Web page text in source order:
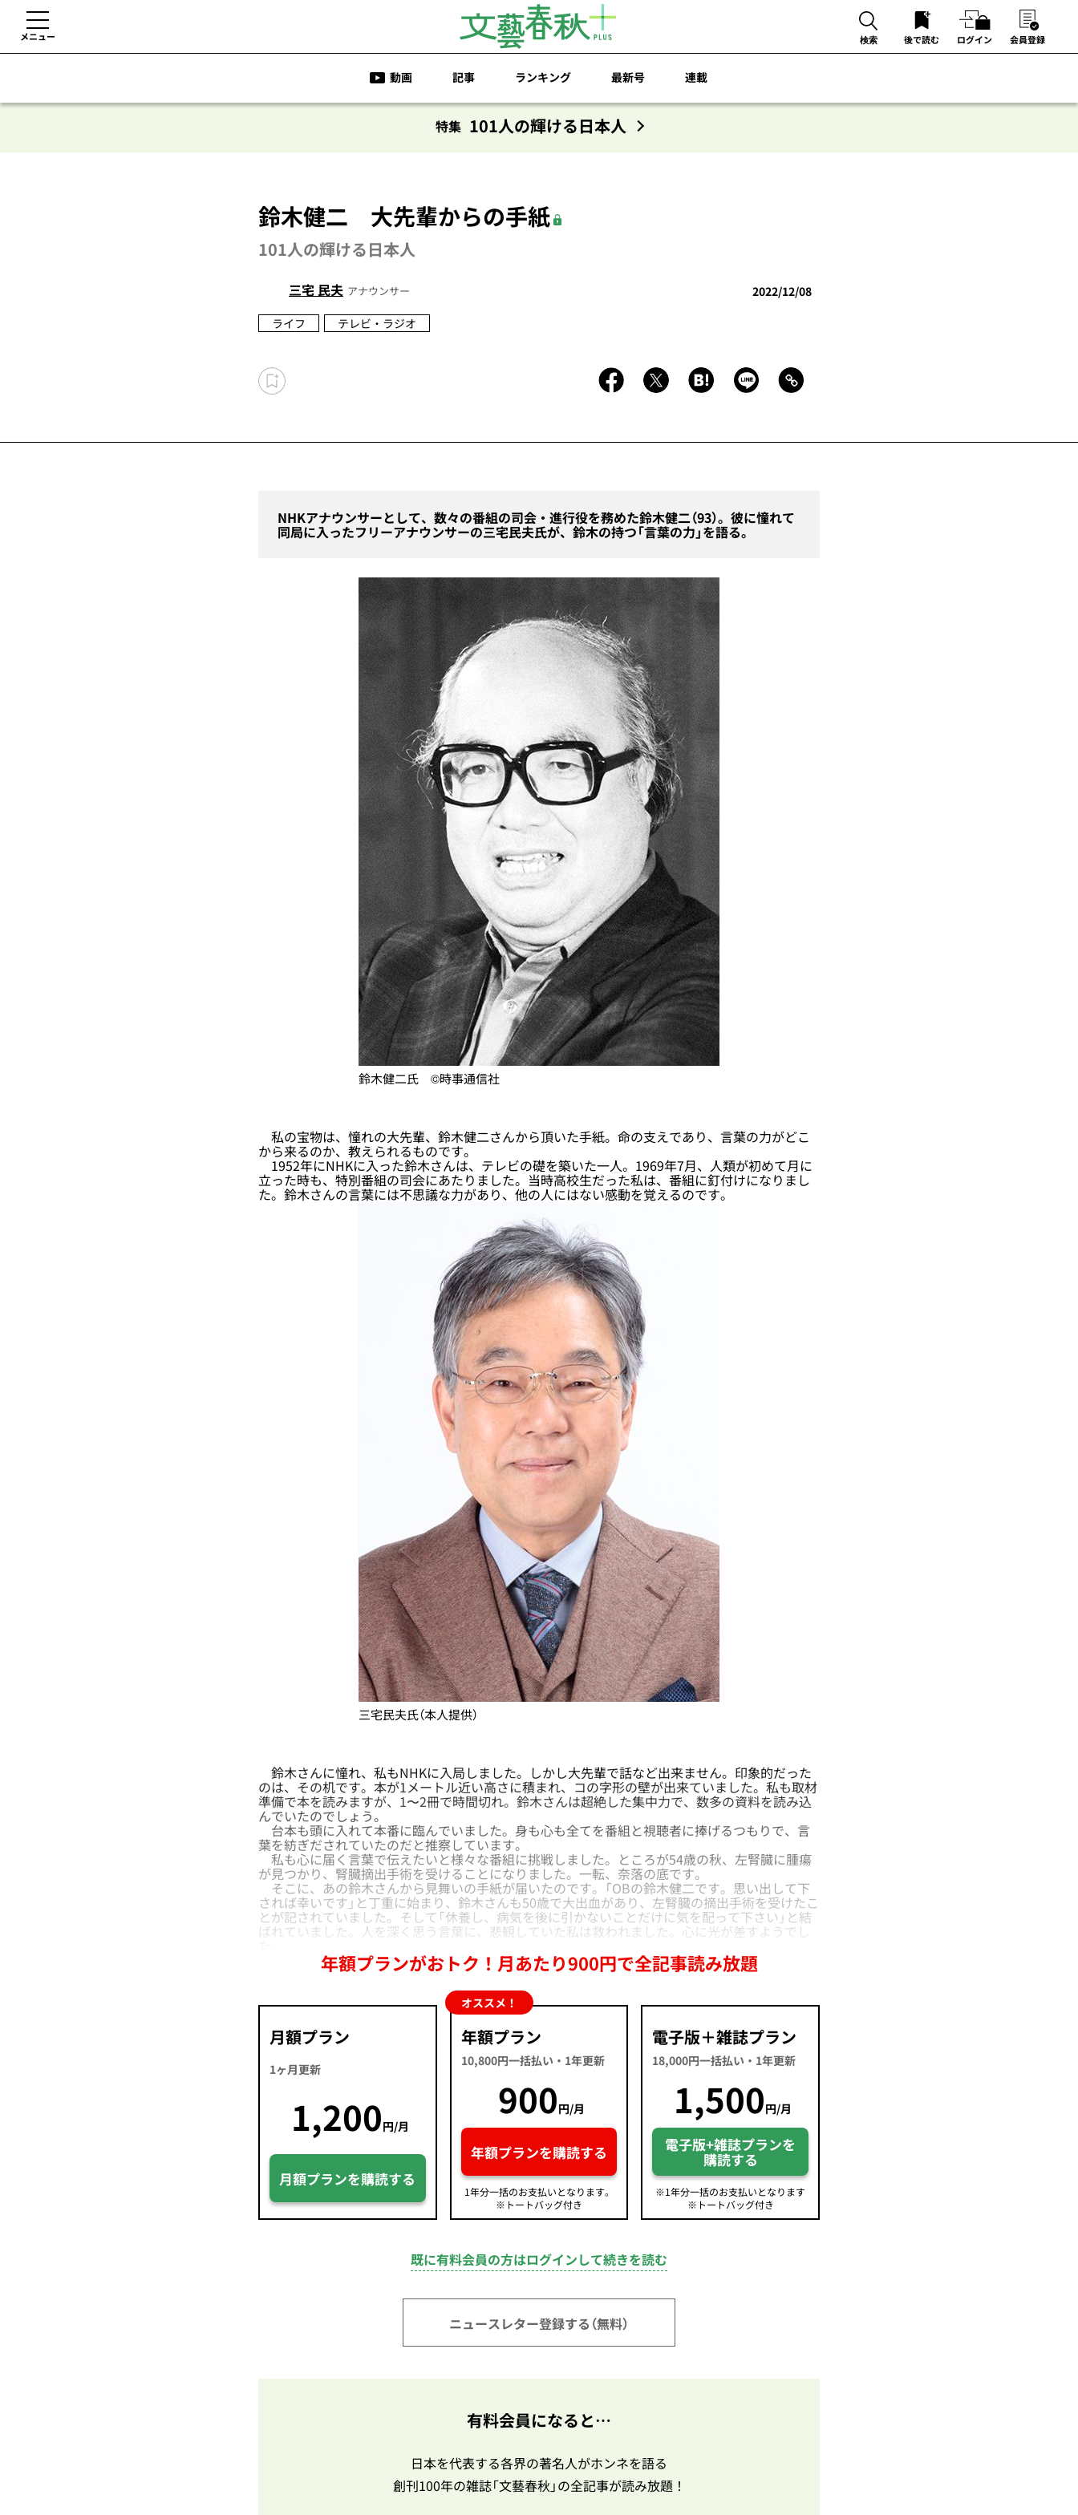
メニュー 検索 後で読む ログイン 会員登録
動画 記事 ランキング 最新号 連載
特集 101人の輝ける日本人
鈴木健二 大先輩からの手紙
101人の輝ける日本人
三宅 民夫 アナウンサー
2022/12/08
ライフ
テレビ・ラジオ
NHKアナウンサーとして、数々の番組の司会・進行役を務めた鈴木健二（93）。彼に憧れて
同局に入ったフリーアナウンサーの三宅民夫氏が、鈴木の持つ「言葉の力」を語る。
鈴木健二氏 ©時事通信社
私の宝物は、憧れの大先輩、鈴木健二さんから頂いた手紙。命の支えであり、言葉の力がどこ
から来るのか、教えられるものです。
1952年にNHKに入った鈴木さんは、テレビの礎を築いた一人。1969年7月、人類が初めて月に
立った時も、特別番組の司会にあたりました。当時高校生だった私は、番組に釘付けになりまし
た。鈴木さんの言葉には不思議な力があり、他の人にはない感動を覚えるのです。
三宅民夫氏（本人提供）
鈴木さんに憧れ、私もNHKに入局しました。しかし大先輩で話など出来ません。印象的だった
のは、その机です。本が1メートル近い高さに積まれ、コの字形の壁が出来ていました。私も取材
準備で本を読みますが、1〜2冊で時間切れ。鈴木さんは超絶した集中力で、数多の資料を読み込
んでいたのでしょう。
台本も頭に入れて本番に臨んでいました。身も心も全てを番組と視聴者に捧げるつもりで、言
葉を紡ぎだされていたのだと推察しています。
私も心に届く言葉で伝えたいと様々な番組に挑戦しました。ところが54歳の秋、左腎臓に腫瘍
が見つかり、腎臓摘出手術を受けることになりました。一転、奈落の底です。
そこに、あの鈴木さんから見舞いの手紙が届いたのです。「OBの鈴木健二です。思い出して下
されば幸いです」と丁重に始まり、鈴木さんも50歳で大出血があり、左腎臓の摘出手術を受けたこ
とが記されていました。そして「休養し、病気を後に引かないことだけに気を配って下さい」と結
ばれていました。人を深く思う言葉に、悲観していた私は救われました。心に光が差すようでし
年額プランがおトク！月あたり900円で全記事読み放題
月額プラン
1ヶ月更新
1,200円/月
月額プランを購読する
オススメ！
年額プラン
10,800円一括払い・1年更新
900円/月
年額プランを購読する
1年分一括のお支払いとなります。
※トートバッグ付き
電子版＋雑誌プラン
18,000円一括払い・1年更新
1,500円/月
電子版+雑誌プランを
購読する
※1年分一括のお支払いとなります
※トートバッグ付き
既に有料会員の方はログインして続きを読む
ニュースレター登録する（無料）
有料会員になると…
日本を代表する各界の著名人がホンネを語る
創刊100年の雑誌「文藝春秋」の全記事が読み放題！